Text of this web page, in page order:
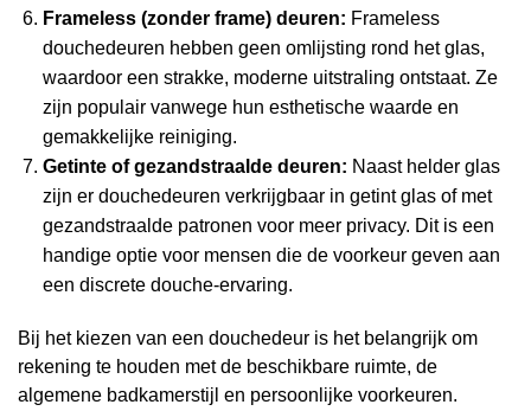
Frameless (zonder frame) deuren: Frameless
douchedeuren hebben geen omlijsting rond het glas,
waardoor een strakke, moderne uitstraling ontstaat. Ze
zijn populair vanwege hun esthetische waarde en
gemakkelijke reiniging.
Getinte of gezandstraalde deuren: Naast helder glas
zijn er douchedeuren verkrijgbaar in getint glas of met
gezandstraalde patronen voor meer privacy. Dit is een
handige optie voor mensen die de voorkeur geven aan
een discrete douche-ervaring.
Bij het kiezen van een douchedeur is het belangrijk om
rekening te houden met de beschikbare ruimte, de
algemene badkamerstijl en persoonlijke voorkeuren.